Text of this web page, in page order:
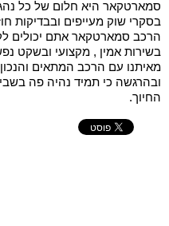
סמארטקאר היא חלום של כל
בסקרי שוק מעייפים ובבדיקות
הרכב סמארטקאר אתם יכולים
בשירות אמין , מקצועי ובשקט
מאיתנו עם הרכב המתאים
ובהרגשה כי תמיד נהיה פה
החיוך.